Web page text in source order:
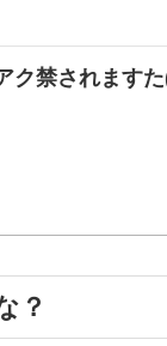
ク禁されます
？